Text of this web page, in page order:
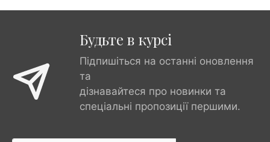
Будьте в курсі
Підпишіться на останні оновлення
та
дізнавайтеся про новинки та
спеціальні пропозиції першими.